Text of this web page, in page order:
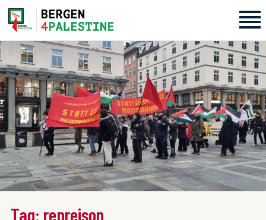
Tag: reprejson
Home
Aktiviteter
Bli med på laget!
Om oss